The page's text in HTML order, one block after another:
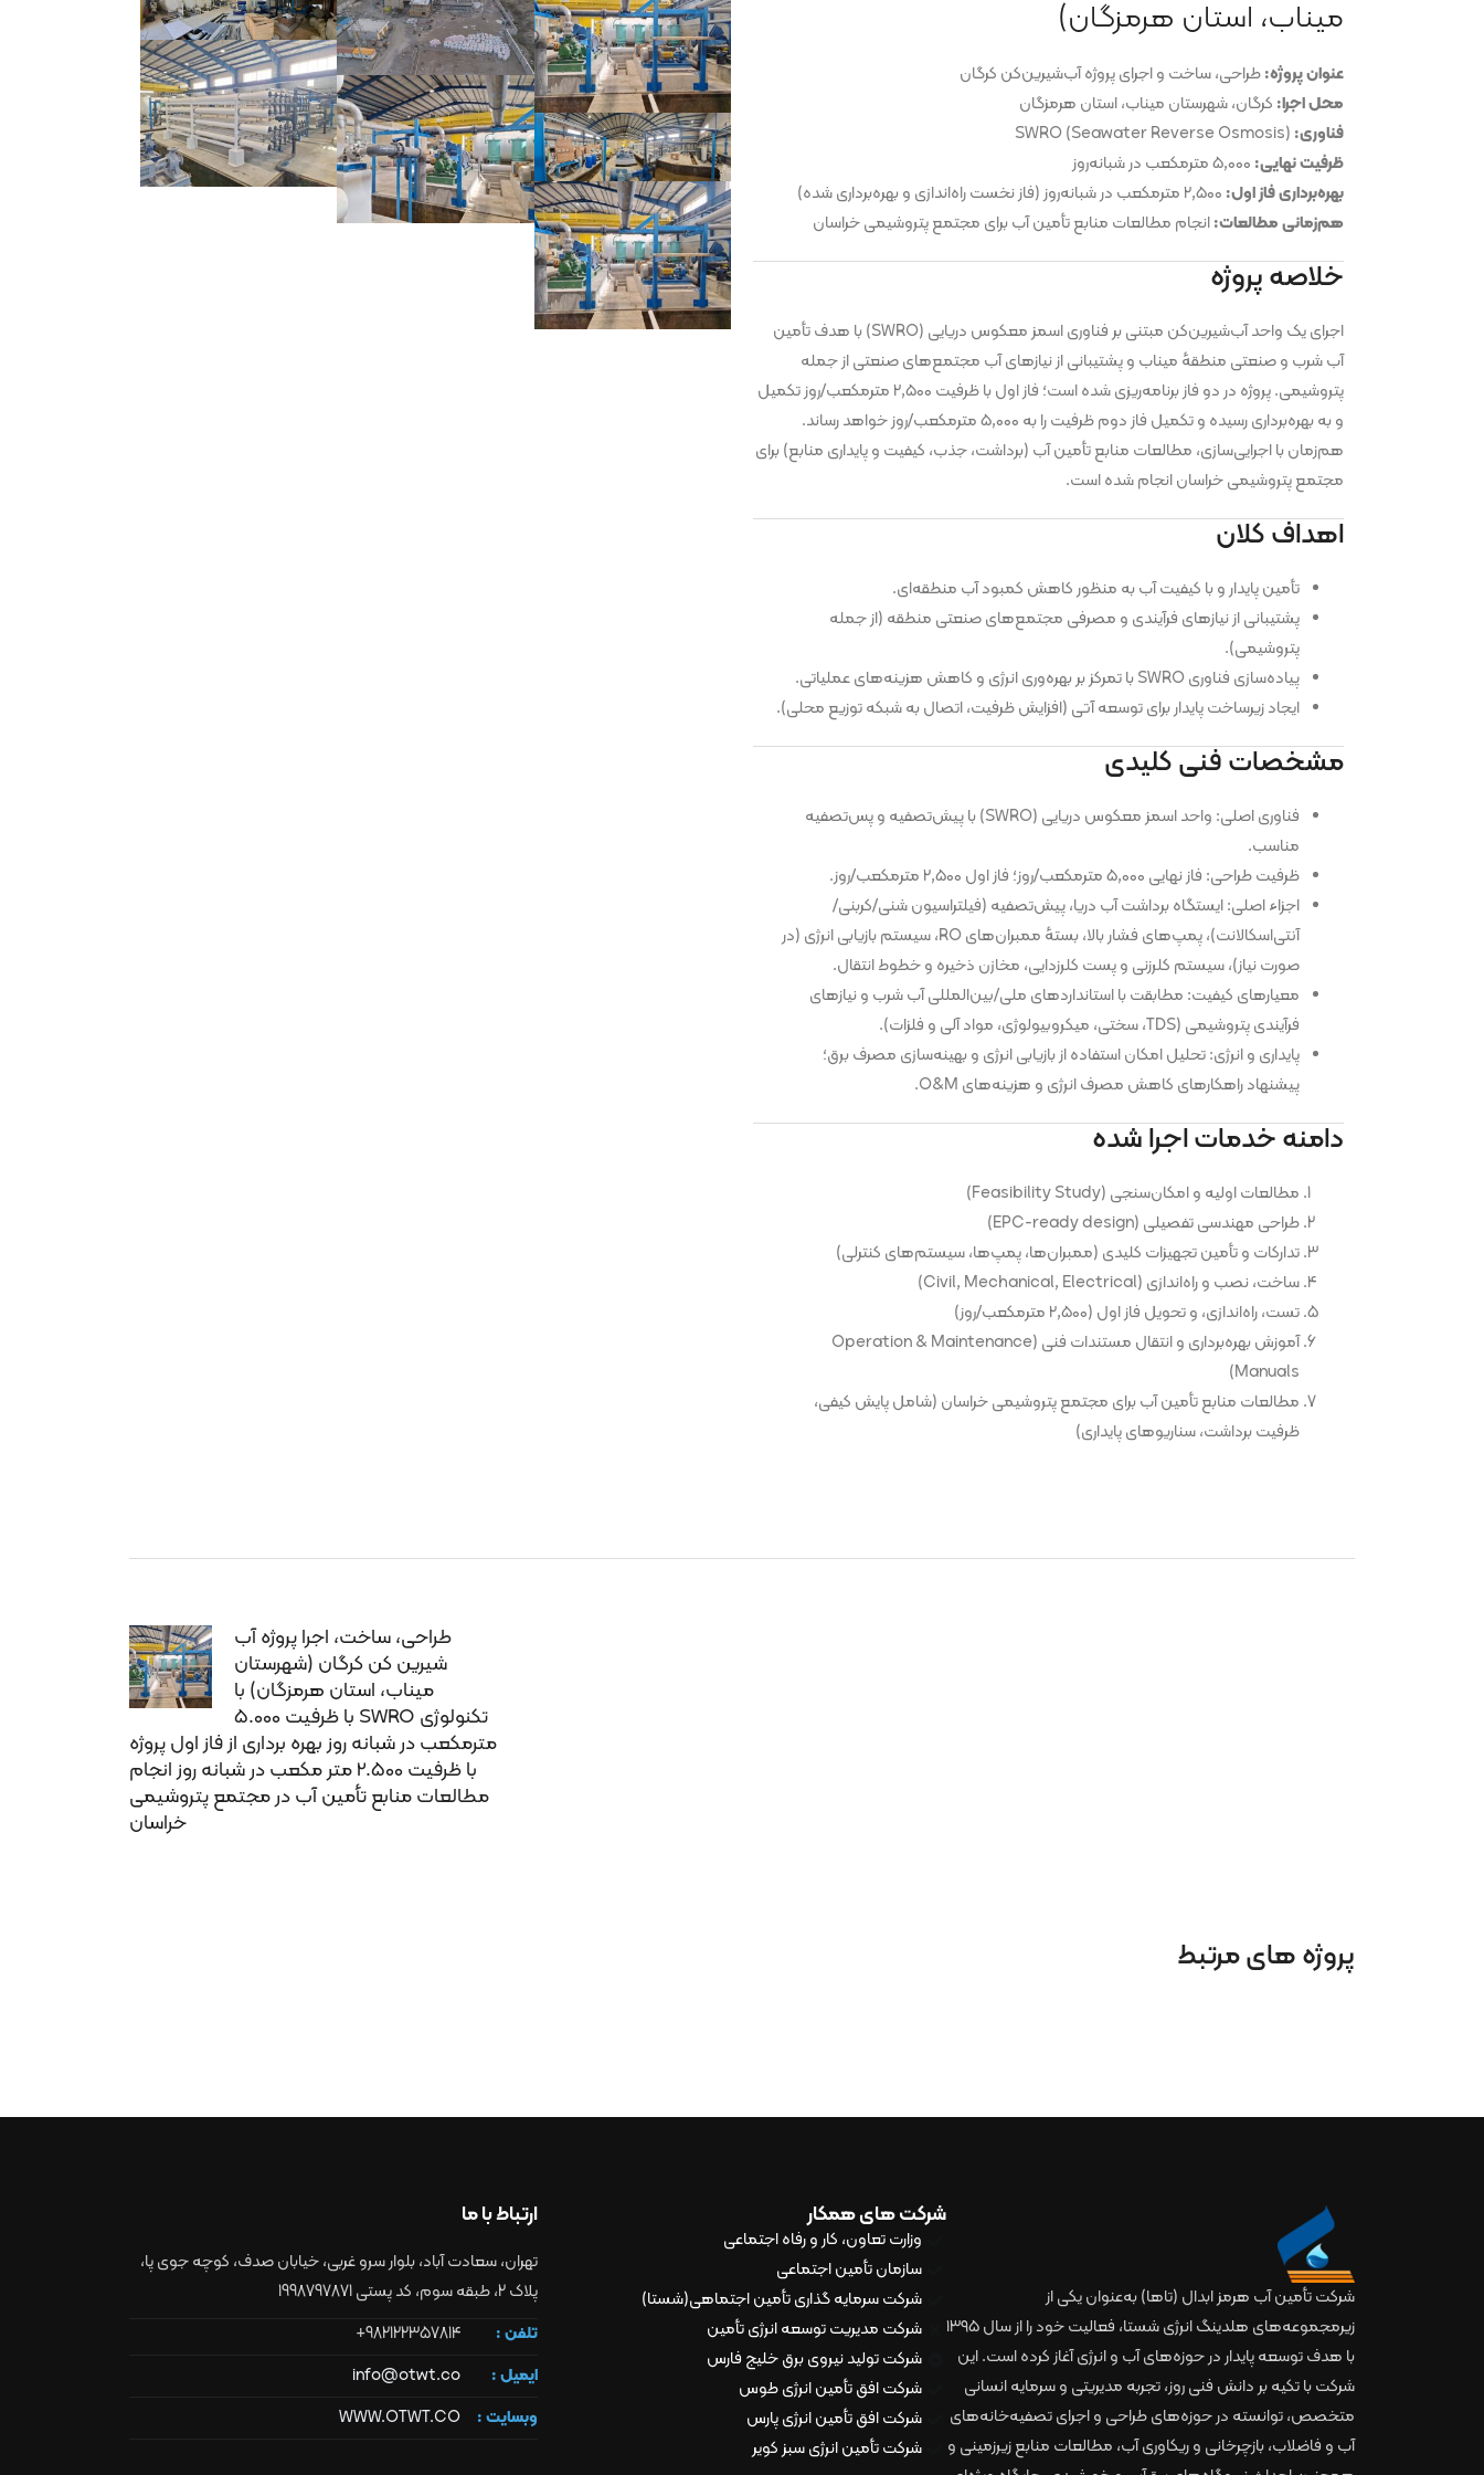
میناب، استان هرمزگان)
عنوان پروژه:طراحی، ساخت و اجرای پروژه آب‌شیرین‌کن کرگان
محل اجرا: کرگان، شهرستان میناب، استان هرمزگان
فناوری:
ظرفیت نهایی:
بهره‌برداری فاز اول:
هم‌زمانی مطالعات:انجام مطالعات منابع تأمین آب برای مجتمع پتروشیمی خراسان
خلاصه پروژه
اجرای یک واحد آب‌شیرین‌کن مبتنی بر فناوری اسمز معکوس دریایی (SWRO) با هدف تأمین
آب شرب و صنعتی منطقهٔ میناب و پشتیبانی از نیازهای آب مجتمع‌های صنعتی از جمله
پتروشیمی. پروژه در دو فاز برنامه‌ریزی شده است؛ فاز اول با ظرفیت ۲,۵۰۰ مترمکعب/روز تکمیل
و به بهره‌برداری رسیده و تکمیل فاز دوم ظرفیت را به ۵,۰۰۰ مترمکعب/روز خواهد رساند.
هم‌زمان با اجرایی‌سازی، مطالعات منابع تأمین آب (برداشت، جذب، کیفیت و پایداری منابع) برای
مجتمع پتروشیمی خراسان انجام شده است.
اهداف کلان
تأمین پایدار و با کیفیت آب به منظور کاهش کمبود آب منطقه‌ای.
پشتیبانی از نیازهای فرآیندی و مصرفی مجتمع‌های صنعتی منطقه (از جمله
پتروشیمی).
پیاده‌سازی فناوری SWRO با تمرکز بر بهره‌وری انرژی و کاهش هزینه‌های عملیاتی.
ایجاد زیرساخت پایدار برای توسعه آتی (افزایش ظرفیت، اتصال به شبکه توزیع محلی).
مشخصات فنی کلیدی
فناوری اصلی: واحد اسمز معکوس دریایی (SWRO) با پیش‌تصفیه و پس‌تصفیه
مناسب.
ظرفیت طراحی: فاز نهایی ۵,۰۰۰ مترمکعب/روز؛ فاز اول ۲,۵۰۰ مترمکعب/روز.
اجزاء اصلی: ایستگاه برداشت آب دریا، پیش‌تصفیه (فیلتراسیون شنی/کربنی/
آنتی‌اسکالانت)، پمپ‌های فشار بالا، بستهٔ ممبران‌های RO، سیستم بازیابی انرژی (در
صورت نیاز)، سیستم کلرزنی و پست کلرزدایی، مخازن ذخیره و خطوط انتقال.
معیارهای کیفیت: مطابقت با استانداردهای ملی/بین‌المللی آب شرب و نیازهای
فرآیندی پتروشیمی (TDS، سختی، میکروبیولوژی، مواد آلی و فلزات).
پایداری و انرژی: تحلیل امکان استفاده از بازیابی انرژی و بهینه‌سازی مصرف برق؛
پیشنهاد راهکارهای کاهش مصرف انرژی و هزینه‌های O&M.
دامنه خدمات اجرا شده
مطالعات اولیه و امکان‌سنجی (Feasibility Study)
طراحی مهندسی تفصیلی (EPC-ready design)
تدارکات و تأمین تجهیزات کلیدی (ممبران‌ها، پمپ‌ها، سیستم‌های کنترلی)
ساخت، نصب و راه‌اندازی (Civil, Mechanical, Electrical)
تست، راه‌اندازی، و تحویل فاز اول (۲,۵۰۰ مترمکعب/روز)
آموزش بهره‌برداری و انتقال مستندات فنی (Operation & Maintenance
Manuals)
مطالعات منابع تأمین آب برای مجتمع پتروشیمی خراسان (شامل پایش کیفی،
ظرفیت برداشت، سناریوهای پایداری)
طراحی، ساخت، اجرا پروژه آب
شیرین کن کرگان (شهرستان
میناب، استان هرمزگان) با
تکنولوژی SWRO با ظرفیت 5.000
مترمکعب در شبانه روز بهره برداری از فاز اول پروژه
با ظرفیت 2.500 متر مکعب در شبانه روز انجام
مطالعات منابع تأمین آب در مجتمع پتروشیمی
خراسان
پروژه های مرتبط
شرکت تأمین آب هرمز ابدال (تاها) به‌عنوان یکی از
زیرمجموعه‌های هلدینگ انرژی شستا، فعالیت خود را از سال ۱۳۹۵
با هدف توسعه پایدار در حوزه‌های آب و انرژی آغاز کرده است. این
شرکت با تکیه بر دانش فنی روز، تجربه مدیریتی و سرمایه انسانی
متخصص، توانسته در حوزه‌های طراحی و اجرای تصفیه‌خانه‌های
آب و فاضلاب، بازچرخانی و ریکاوری آب، مطالعات منابع زیرزمینی و
شرکت های همکار
وزارت تعاون، کار و رفاه اجتماعی
سازمان تأمین اجتماعی
شرکت سرمایه گذاری تأمین اجتماهی(شستا)
شرکت مدیریت توسعه انرژی تأمین
شرکت تولید نیروی برق خلیج فارس
شرکت افق تأمین انرژی طوس
شرکت افق تأمین انرژی پارس
شرکت تأمین انرژی سبز کویر
ارتباط با ما
ﺗﻬﺮان، سعادت آباد، بلوار سرو غربی، خیابان صدف، کوچه جوی پا،
پلاک 2، طبقه سوم، کد پستی 1998797871
تلفن :
982122357814+
ایمیل :
info@otwt.co
وبسایت :
WWW.OTWT.CO